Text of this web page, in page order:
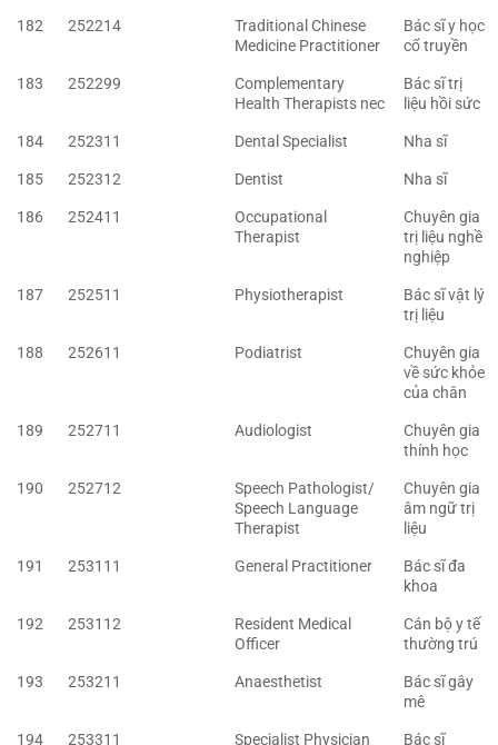
182
252214
Traditional Chinese
Medicine Practitioner
Bác sĩ y học
cổ truyền
183
252299
Complementary
Health Therapists nec
Bác sĩ trị
liệu hồi sức
184
252311 Dental Specialist
Nha sĩ
185
252312 Dentist
Nha sĩ
186
252411
Occupational
Therapist
Chuyên gia
trị liệu nghề
nghiệp
187
252511 Physiotherapist
Bác sĩ vật lý
trị liệu
188
252611 Podiatrist
Chuyên gia
về sức khỏe
của chân
189
252711 Audiologist
Chuyên gia
thính học
190
252712
Speech Pathologist/
Speech Language
Therapist
Chuyên gia
âm ngữ trị
liệu
191
253111 General Practitioner
Bác sĩ đa
khoa
192
253112
Resident Medical
Officer
Cán bộ y tế
thường trú
193
253211 Anaesthetist
Bác sĩ gây
mê
194
253311 Specialist Physician Bác sĩ